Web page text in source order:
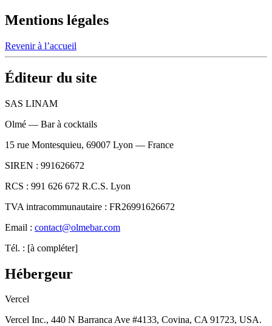
Mentions légales
Revenir à l’accueil
Éditeur du site
SAS LINAM
Olmé — Bar à cocktails
15 rue Montesquieu, 69007 Lyon — France
SIREN : 991626672
RCS : 991 626 672 R.C.S. Lyon
TVA intracommunautaire : FR26991626672
Email : contact@olmebar.com
Tél. : [à compléter]
Hébergeur
Vercel
Vercel Inc., 440 N Barranca Ave #4133, Covina, CA 91723, USA.